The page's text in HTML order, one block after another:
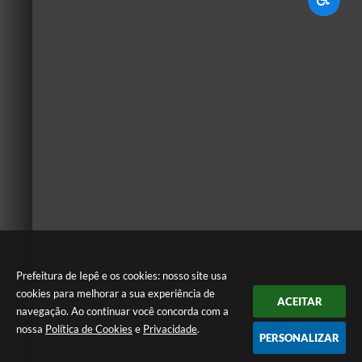
Prefeitura de Iepê e os cookies: nosso site usa
cookies para melhorar a sua experiência de
navegação. Ao continuar você concorda com a
nossa Política de Cookies e Privacidade.
ACEITAR
PERSONALIZAR